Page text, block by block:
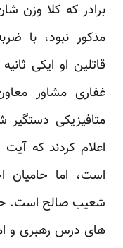
برادر که کلا وزن
مذکور نبود، با
قاتلین او ایکی
غفاری مشاور
متافیزیکی
اعلام کردند که
است، اما حامیان
شعیب صالح است.
های درس رهبری و